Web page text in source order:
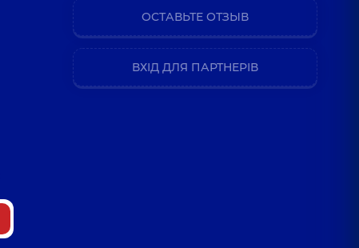
ОСТАВЬТЕ ОТЗЫВ
ВХІД ДЛЯ ПАРТНЕРІВ